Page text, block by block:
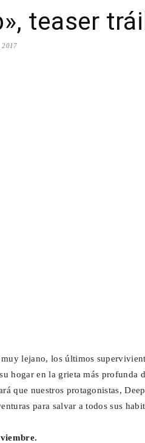
teaser
2017
lejano, los últimos
hogar en la grieta más
que nuestros protagonistas,
para salvar a todos sus